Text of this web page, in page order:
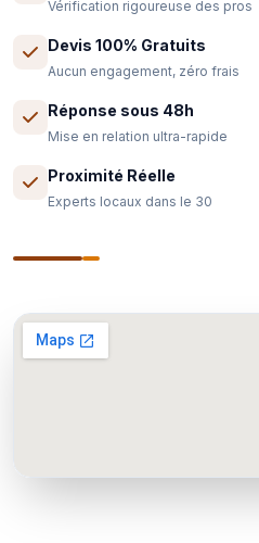
Vérification rigoureuse des pros
Devis 100% Gratuits
Aucun engagement, zéro frais
Réponse sous 48h
Mise en relation ultra-rapide
Proximité Réelle
Experts locaux dans le 30